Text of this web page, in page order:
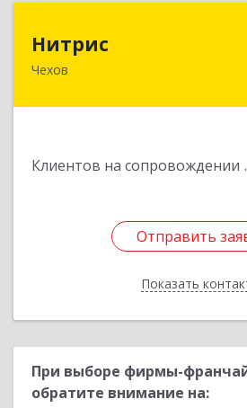
Нитрис
Чехов
Клиентов на сопровождении
Отправить
Показать
142350, Московская обл,
Отправить
Назад
При выборе фирмы-
обратите внимание на: